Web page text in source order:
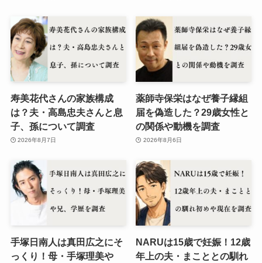
寿美花代さんの家族構成
は？夫・高島忠夫さんと息
子、孫について調査
2026年8月7日
薬師寺保栄はなぜ養子縁組
届を偽造した？29歳女性と
の関係や動機を調査
2026年8月6日
手塚日南人は真田広之にそ
っくり！母・手塚理美や
NARUは15歳で妊娠！12歳
年上の夫・まこととの馴れ